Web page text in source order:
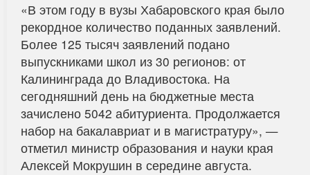
«В этом году в вузы Хабаровского края было
рекордное количество поданных заявлений.
Более 125 тысяч заявлений подано
выпускниками школ из 30 регионов: от
Калининграда до Владивостока. На
сегодняшний день на бюджетные места
зачислено 5042 абитуриента. Продолжается
набор на бакалавриат и в магистратуру», —
отметил министр образования и науки края
Алексей Мокрушин в середине августа.